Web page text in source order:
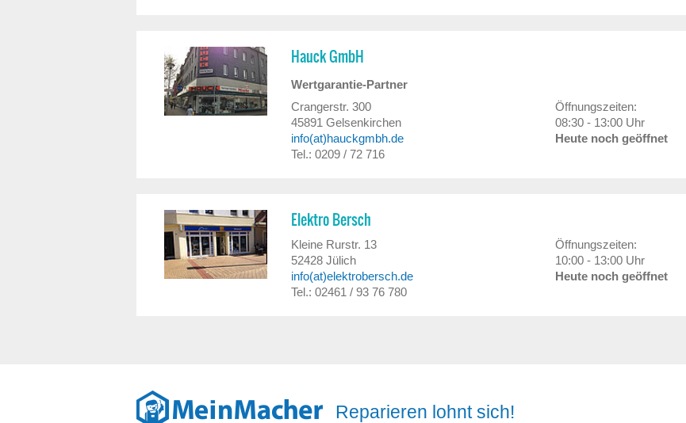
Hauck GmbH
Wertgarantie-Partner
Crangerstr. 300
45891 Gelsenkirchen
info(at)hauckgmbh.de
Tel.: 0209 / 72 716
Öffnungszeiten:
08:30 - 13:00 Uhr
Heute noch geöffnet
Elektro Bersch
Kleine Rurstr. 13
52428 Jülich
info(at)elektrobersch.de
Tel.: 02461 / 93 76 780
Öffnungszeiten:
10:00 - 13:00 Uhr
Heute noch geöffnet
Reparieren lohnt sich!